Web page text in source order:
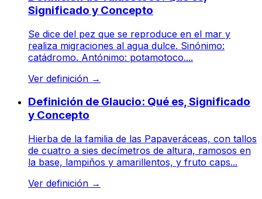
Significado y Concepto
Se dice del pez que se reproduce en el mar y
realiza migraciones al agua dulce. Sinónimo:
catádromo. Antónimo: potamotoco....
Ver definición →
Definición de Glaucio: Qué es, Significado
y Concepto
Hierba de la familia de las Papaveráceas, con tallos
de cuatro a sies decímetros de altura, ramosos en
la base, lampiños y amarillentos, y fruto caps...
Ver definición →